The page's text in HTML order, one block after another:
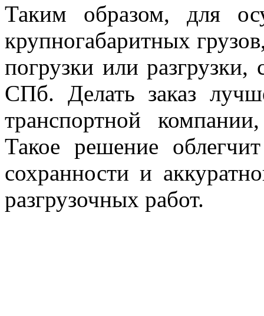
Таким образом, для
крупногабаритных
погрузки или разгрузки,
СПб. Делать заказ
транспортной
Такое решение
сохранности и
разгрузочных работ.